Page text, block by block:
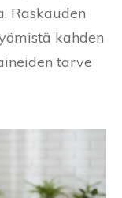
Raskauden
kahden
tarve